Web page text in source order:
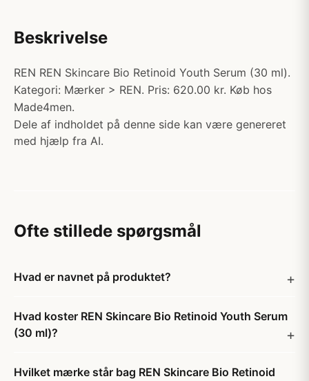
Beskrivelse
REN REN Skincare Bio Retinoid Youth Serum (30 ml).
Kategori: Mærker > REN. Pris: 620.00 kr. Køb hos
Made4men.
Dele af indholdet på denne side kan være genereret
med hjælp fra AI.
Ofte stillede spørgsmål
Hvad er navnet på produktet?
Hvad koster REN Skincare Bio Retinoid Youth Serum
(30 ml)?
Hvilket mærke står bag REN Skincare Bio Retinoid